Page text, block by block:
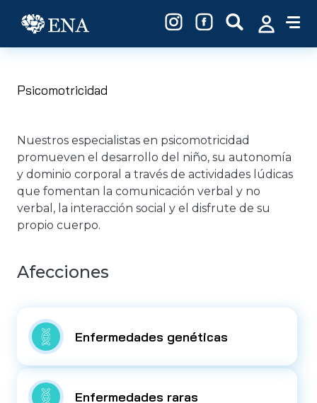
Psicomotricidad
Nuestros especialistas en psicomotricidad
promueven el desarrollo del niño, su autonomía
y dominio corporal a través de actividades lúdicas
que fomentan la comunicación verbal y no
verbal, la interacción social y el disfrute de su
propio cuerpo.
Afecciones
Enfermedades genéticas
Enfermedades raras